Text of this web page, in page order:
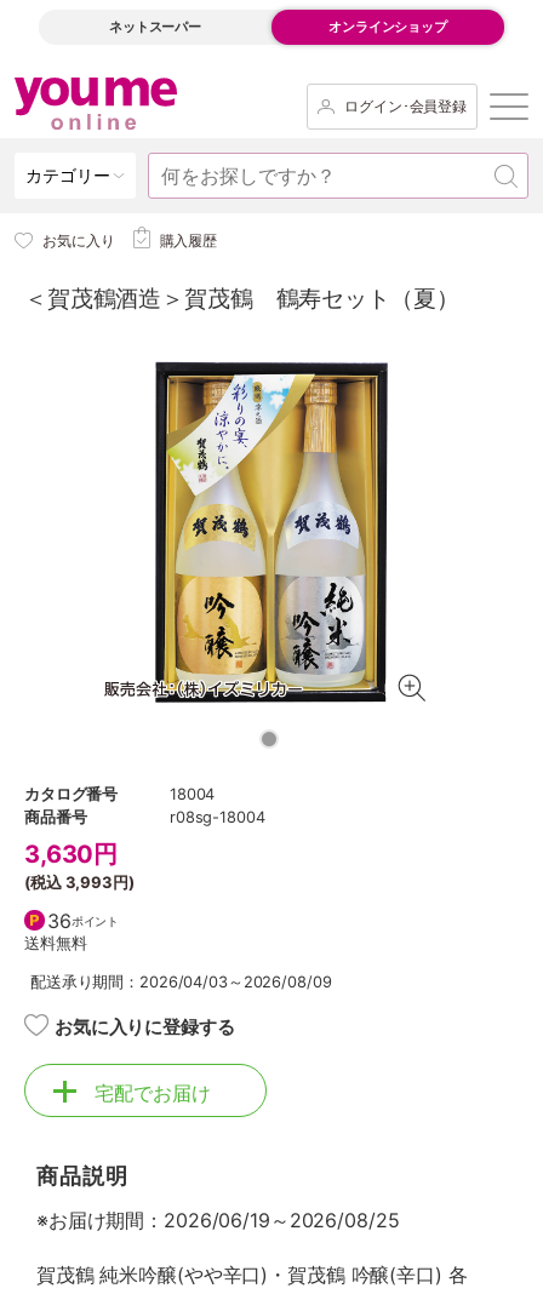
ネットスーパー オンラインショップ
ログイン･会員登録
カテゴリー
お気に入り 購入履歴
＜賀茂鶴酒造＞賀茂鶴 鶴寿セット（夏）
カタログ番号
18004
商品番号
r08sg-18004
3,630 円
(税込3,993円)
36ポイント
送料無料
配送承り期間：2026/04/03～2026/08/09
お気に入りに登録する
宅配でお届け
商品説明
※お届け期間：2026/06/19～2026/08/25
賀茂鶴 純米吟醸(やや辛口)・賀茂鶴 吟醸(辛口) 各